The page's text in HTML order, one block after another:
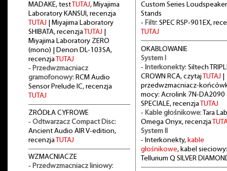
MADAKE, test TUTAJ, Miyajima
Laboratory KANSUI, recenzja
TUTAJ | Miyajima Laboratory
SHIBATA, recenzja TUTAJ
Miyajima Laboratory ZERO
(mono) | Denon DL-103SA,
recenzja TUTAJ
- Przedwzmacniacz
gramofonowy: RCM Audio
Sensor Prelude IC, recenzja
TUTAJ
ŻRÓDŁA CYFROWE
- Odtwarzacz Compact Disc:
Ancient Audio AIR V-edition,
recenzjaTUTAJ
WZMACNIACZE
- Przedwzmacniacz liniowy:
Custom Series Loudspeaker
Stands
- Filtr: SPEC RSP-901EX,
TUTAJ
OKABLOWANIE
System I
- Interkonekty: Siltech
CROWN RCA, czytaj TUTAJ
przedwzmacniacz-
mocy: Acrolink 7N-DA2090
SPECIALE, recenzjaTUTAJ
- Kable głośnikowe: Tara
Omega Onyx, recenzja
System II
- Interkonekty, kable
głośnikowe, kabel sieciowy:
Tellurium Q SILVER